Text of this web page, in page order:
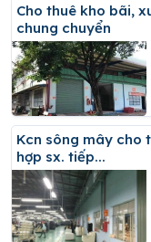
Cho thuê kho bãi, xưởng dịch vụ, mt ql1a. phù hợp kho
chung chuyển
Kcn sông mây cho thuê nhà xưởng, giá thuê ưu đãi, phù
hợp sx. tiếp...